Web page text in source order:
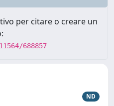
per citare o creare un
688857
ND